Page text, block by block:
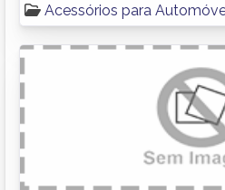
Acessórios para